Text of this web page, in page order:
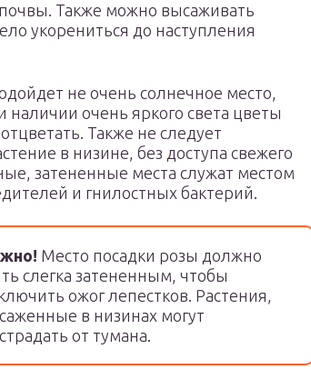
Также можно высаживать
укорениться до наступления
не очень солнечное место,
наличии очень яркого света цветы
Также не следует
в низине, без доступа свежего
затененные места служат местом
и гнилостных бактерий.
Место посадки розы должно
слегка затененным, чтобы
ожог лепестков. Растения,
в низинах могут
от тумана.